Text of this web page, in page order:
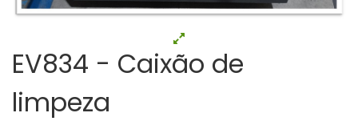
EV834 - Caixão de
limpeza